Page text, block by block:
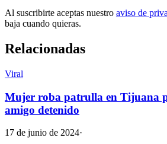
Al suscribirte aceptas nuestro aviso de
baja cuando quieras.
Relacionadas
Viral
Mujer roba patrulla en Tijuana
amigo detenido
17 de junio de 2024·